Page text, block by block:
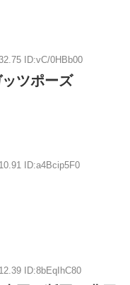
ID:vC/0HBb00
ツポーズ
ID:a4Bcip5F0
ID:8bEqIhC80